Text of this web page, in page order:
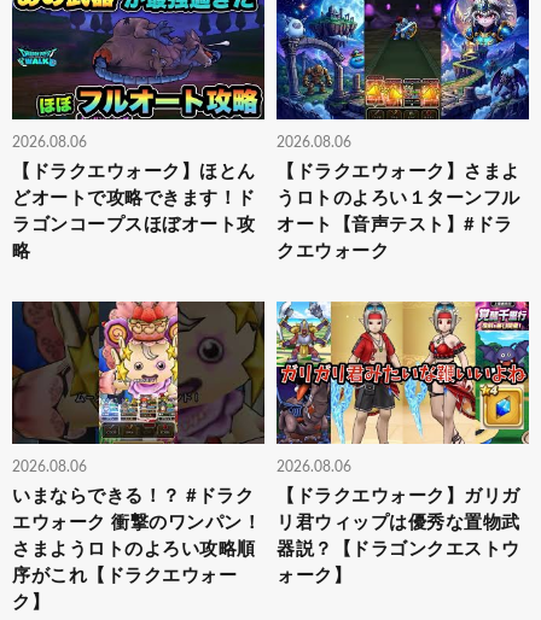
2026.08.06
【ドラクエウォーク】ほとん
どオートで攻略できます！ド
ラゴンコープスほぼオート攻
略
2026.08.06
【ドラクエウォーク】さまよ
うロトのよろい１ターンフル
オート【音声テスト】#ドラ
クエウォーク
2026.08.06
いまならできる！？ #ドラク
エウォーク 衝撃のワンパン！
さまようロトのよろい攻略順
序がこれ【ドラクエウォー
ク】
2026.08.06
【ドラクエウォーク】ガリガ
リ君ウィップは優秀な置物武
器説？【ドラゴンクエストウ
ォーク】